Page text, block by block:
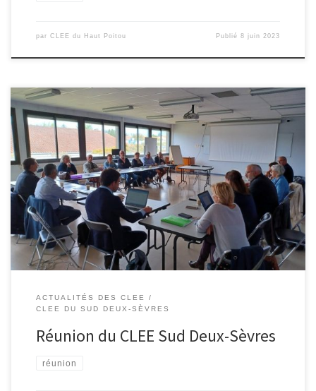
par CLEE du Haut Poitou Publié8 juin 2023
C’est au lycée Jean-François CAIL de Chef-Boutonne que M Adonis
ZOUEIN et M Eric POUPELIN ont accueilli les membres du CLEE Sud
Deux-Sèvres pour échanger sur la situation économique du
territoire et des besoins en compétences. Cette réunion a aussi
été l’occasion de faire un bilan des actions de l’année […]
ACTUALITÉS DES CLEE
CLEE DU SUD DEUX-SÈVRES
Réunion du CLEE Sud Deux-Sèvres
réunion